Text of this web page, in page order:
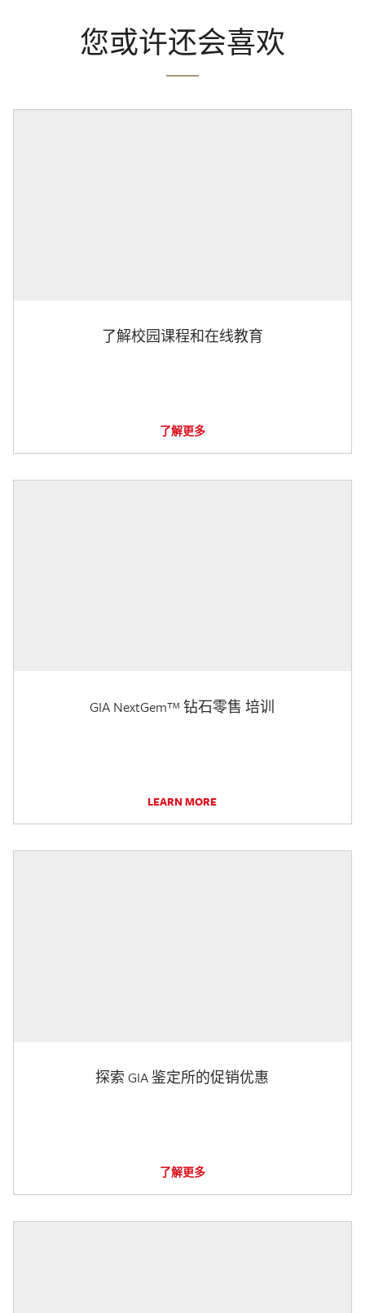
您或许还会喜欢
了解校园课程和在线教育
了解更多
GIA NextGem™ 钻石零售 培训
LEARN MORE
探索 GIA 鉴定所的促销优惠
了解更多